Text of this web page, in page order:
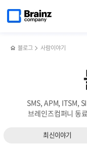
페이지로
블로그 사람이야기
SMS, APM, ITSM,
브레인즈컴퍼니 동
최신이야기